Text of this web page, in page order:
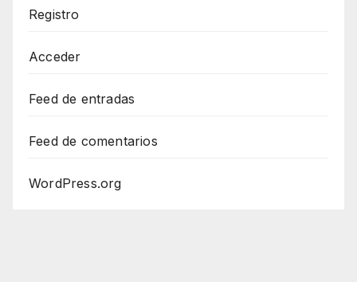
Registro
Acceder
Feed de entradas
Feed de comentarios
WordPress.org